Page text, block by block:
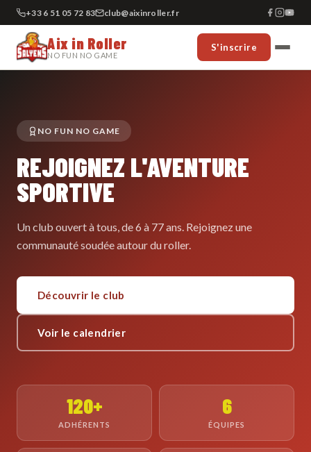
+33 6 51 05 72 83 club@aixinroller.fr
Aix in Roller
NO FUN NO GAME
S'inscrire
NO FUN NO GAME
REJOIGNEZ L'AVENTURE
SPORTIVE
Un club ouvert à tous, de 6 à 77 ans. Rejoignez une
communauté soudée autour du roller.
Découvrir le club
Voir le calendrier
120+
ADHÉRENTS
6
ÉQUIPES